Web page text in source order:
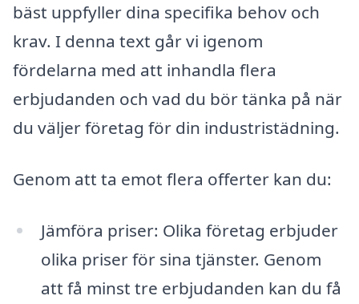
bäst uppfyller dina specifika behov och
krav. I denna text går vi igenom
fördelarna med att inhandla flera
erbjudanden och vad du bör tänka på när
du väljer företag för din industristädning.
Genom att ta emot flera offerter kan du:
Jämföra priser: Olika företag erbjuder
olika priser för sina tjänster. Genom
att få minst tre erbjudanden kan du få